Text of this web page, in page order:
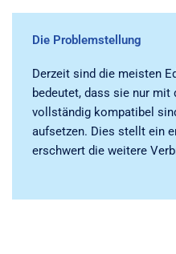
Die Problemstellung
Derzeit sind die meisten
bedeutet, dass sie nur
vollständig kompatibel
aufsetzen. Dies stellt ein
erschwert die weitere